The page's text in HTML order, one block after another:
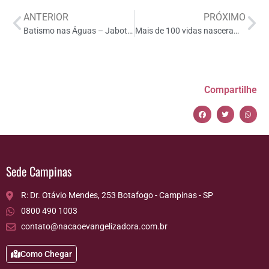
ANTERIOR
Batismo nas Águas – Jaboticabal – Guariba – 2022
PRÓXIMO
Mais de 100 vidas nasceram para Cristo
Compartilhe
Sede Campinas
R: Dr. Otávio Mendes, 253 Botafogo - Campinas - SP
0800 490 1003
contato@nacaoevangelizadora.com.br
Como Chegar